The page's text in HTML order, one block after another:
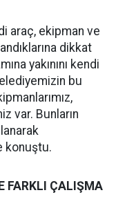
araç, ekipman ve
dikkat
yakınını kendi
bu
var. Bunların
konuştu.
FARKLI ÇALIŞMA